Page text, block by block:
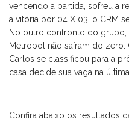
vencendo a partida, sofreu a
a vitória por 04 X 03, o CRM
No outro confronto do grupo,
Metropol não saíram do
Carlos se classificou para a
casa decide sua vaga na
Confira abaixo os resultados